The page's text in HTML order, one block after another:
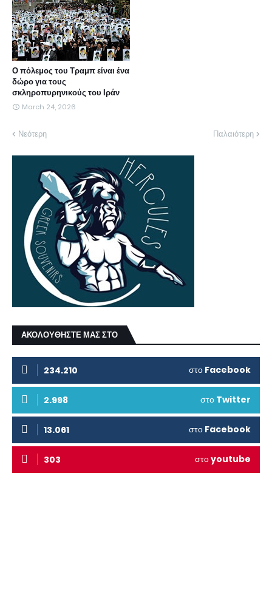
Ο πόλεμος του Τραμπ είναι ένα
δώρο για τους
σκληροπυρηνικούς του Ιράν
March 24, 2026
Νεότερη Παλαιότερη
ΑΚΟΛΟΥΘΗΣΤΕ ΜΑΣ ΣΤΟ
234.210 στο Facebook
2.998 στο Twitter
13.061 στο Facebook
303 στοyoutube